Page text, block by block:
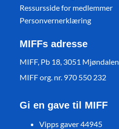
Ressursside for medlemmer
Personvernerklæring
MIFFs adresse
MIFF, Pb 18, 3051 Mjøndalen
MIFF org. nr. 970 550 232
Gi en gave til MIFF
Vipps gaver 44945